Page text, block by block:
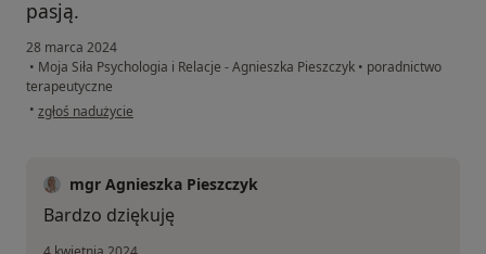
pasją.
28 marca 2024
• Moja Siła Psychologia i Relacje - Agnieszka Pieszczyk • poradnictwo
terapeutyczne
• w opinii użytkownika GL
zgłoś nadużycie
mgr Agnieszka Pieszczyk
Bardzo dziękuję